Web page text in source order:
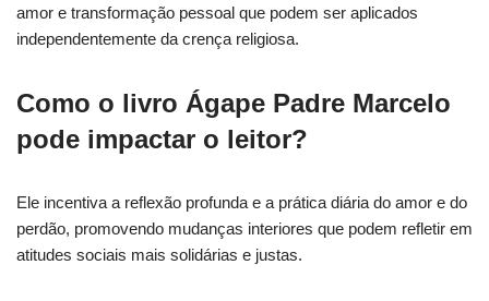
amor e transformação pessoal que podem ser aplicados
independentemente da crença religiosa.
Como o livro Ágape Padre Marcelo
pode impactar o leitor?
Ele incentiva a reflexão profunda e a prática diária do amor e do
perdão, promovendo mudanças interiores que podem refletir em
atitudes sociais mais solidárias e justas.